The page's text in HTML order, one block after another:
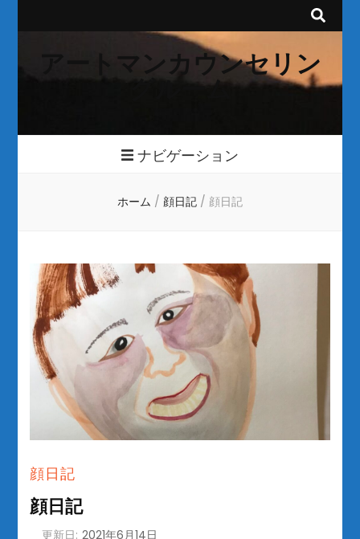
アートマンカウンセリン
グルーム
ナビゲーション
ホーム / 顔日記 / 顔日記
顔日記
顔日記
更新日: 2021年6月14日